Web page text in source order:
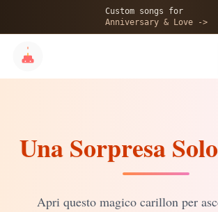
Custom songs for
Anniversary & Love ->
💝
✨
Una Sorpresa
Apri questo magico carillon per